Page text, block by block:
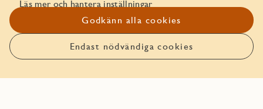
Anmäl intresse
Läs mer och hantera inställningar
Godkänn alla cookies
Endast nödvändiga cookies